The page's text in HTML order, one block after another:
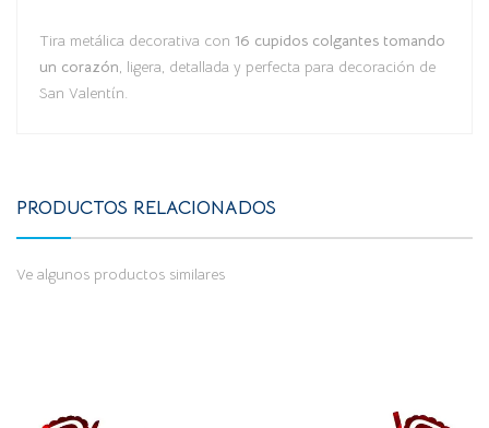
Tira metálica decorativa con 16 cupidos colgantes tomando
un corazón, ligera, detallada y perfecta para decoración de
San Valentín.
PRODUCTOS RELACIONADOS
Ve algunos productos similares